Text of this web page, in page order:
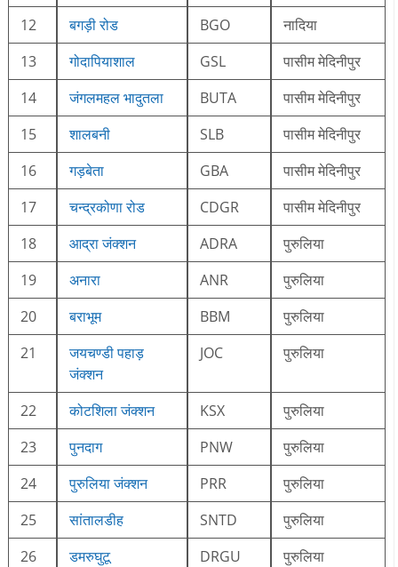
12
बगड़ी रोड BGO
नादिया
13
गोदापियाशाल GSL
पासीम मेदिनीपुर
14
जंगलमहल भादुतला BUTA
पासीम मेदिनीपुर
15
शालबनी SLB
पासीम मेदिनीपुर
16
गड़बेता GBA
पासीम मेदिनीपुर
17
चन्द्रकोणा रोड CDGR
पासीम मेदिनीपुर
18
आद्रा जंक्शन ADRA
पुरुलिया
19
अनारा ANR
पुरुलिया
20
बराभूम BBM
पुरुलिया
21
जयचण्डी पहाड़
जंक्शन
JOC पुरुलिया
22 कोटशिला जंक्शन KSX
पुरुलिया
23
पुनदाग PNW
पुरुलिया
24
पुरुलिया जंक्शन PRR
पुरुलिया
25
सांतालडीह SNTD
पुरुलिया
26
डमरुघुटू DRGU
पुरुलिया